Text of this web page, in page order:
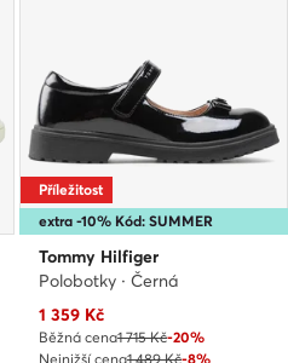
extra -10% Kód: SUMMER
Příležitost
Tommy Hilfiger
Polobotky · Černá
Aktuální cena
1 359 Kč
Běžná cena1 715 Kč-20%
Nejnižší cena1 489 Kč-8%